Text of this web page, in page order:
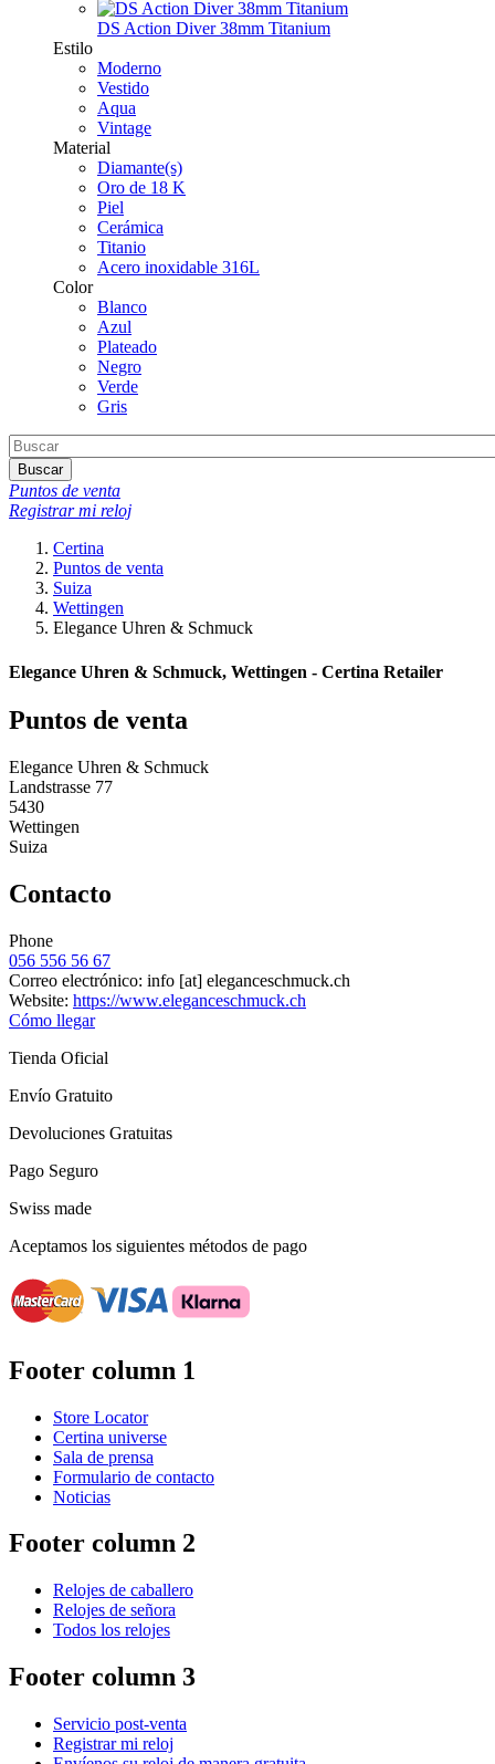
DS Action Diver 38mm Titanium
Estilo
Moderno
Vestido
Aqua
Vintage
Material
Diamante(s)
Oro de 18 K
Piel
Cerámica
Titanio
Acero inoxidable 316L
Color
Blanco
Azul
Plateado
Negro
Verde
Gris
Buscar
Puntos de venta
Registrar mi reloj
Certina
Puntos de venta
Suiza
Wettingen
Elegance Uhren & Schmuck
Elegance Uhren & Schmuck, Wettingen - Certina Retailer
Puntos de venta
Elegance Uhren & Schmuck
Landstrasse 77
5430
Wettingen
Suiza
Contacto
Phone
056 556 56 67
Correo electrónico: info [at] eleganceschmuck.ch
Website: https://www.eleganceschmuck.ch
Cómo llegar
Tienda Oficial
Envío Gratuito
Devoluciones Gratuitas
Pago Seguro
Swiss made
Aceptamos los siguientes métodos de pago
Footer column 1
Store Locator
Certina universe
Sala de prensa
Formulario de contacto
Noticias
Footer column 2
Relojes de caballero
Relojes de señora
Todos los relojes
Footer column 3
Servicio post-venta
Registrar mi reloj